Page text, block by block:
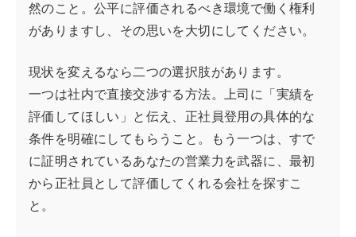
然のこと。公平に評価されるべき環境で働く権利
がありますし、その思いを大切にしてください。
現状を変えるなら二つの選択肢があります。
一つは社内で直接交渉する方法。上司に「実績を
評価してほしい」と伝え、正社員登用の具体的な
条件を明確にしてもらうこと。もう一つは、すで
に証明されているあなたの営業力を武器に、最初
から正社員として評価してくれる会社を探すこ
と。